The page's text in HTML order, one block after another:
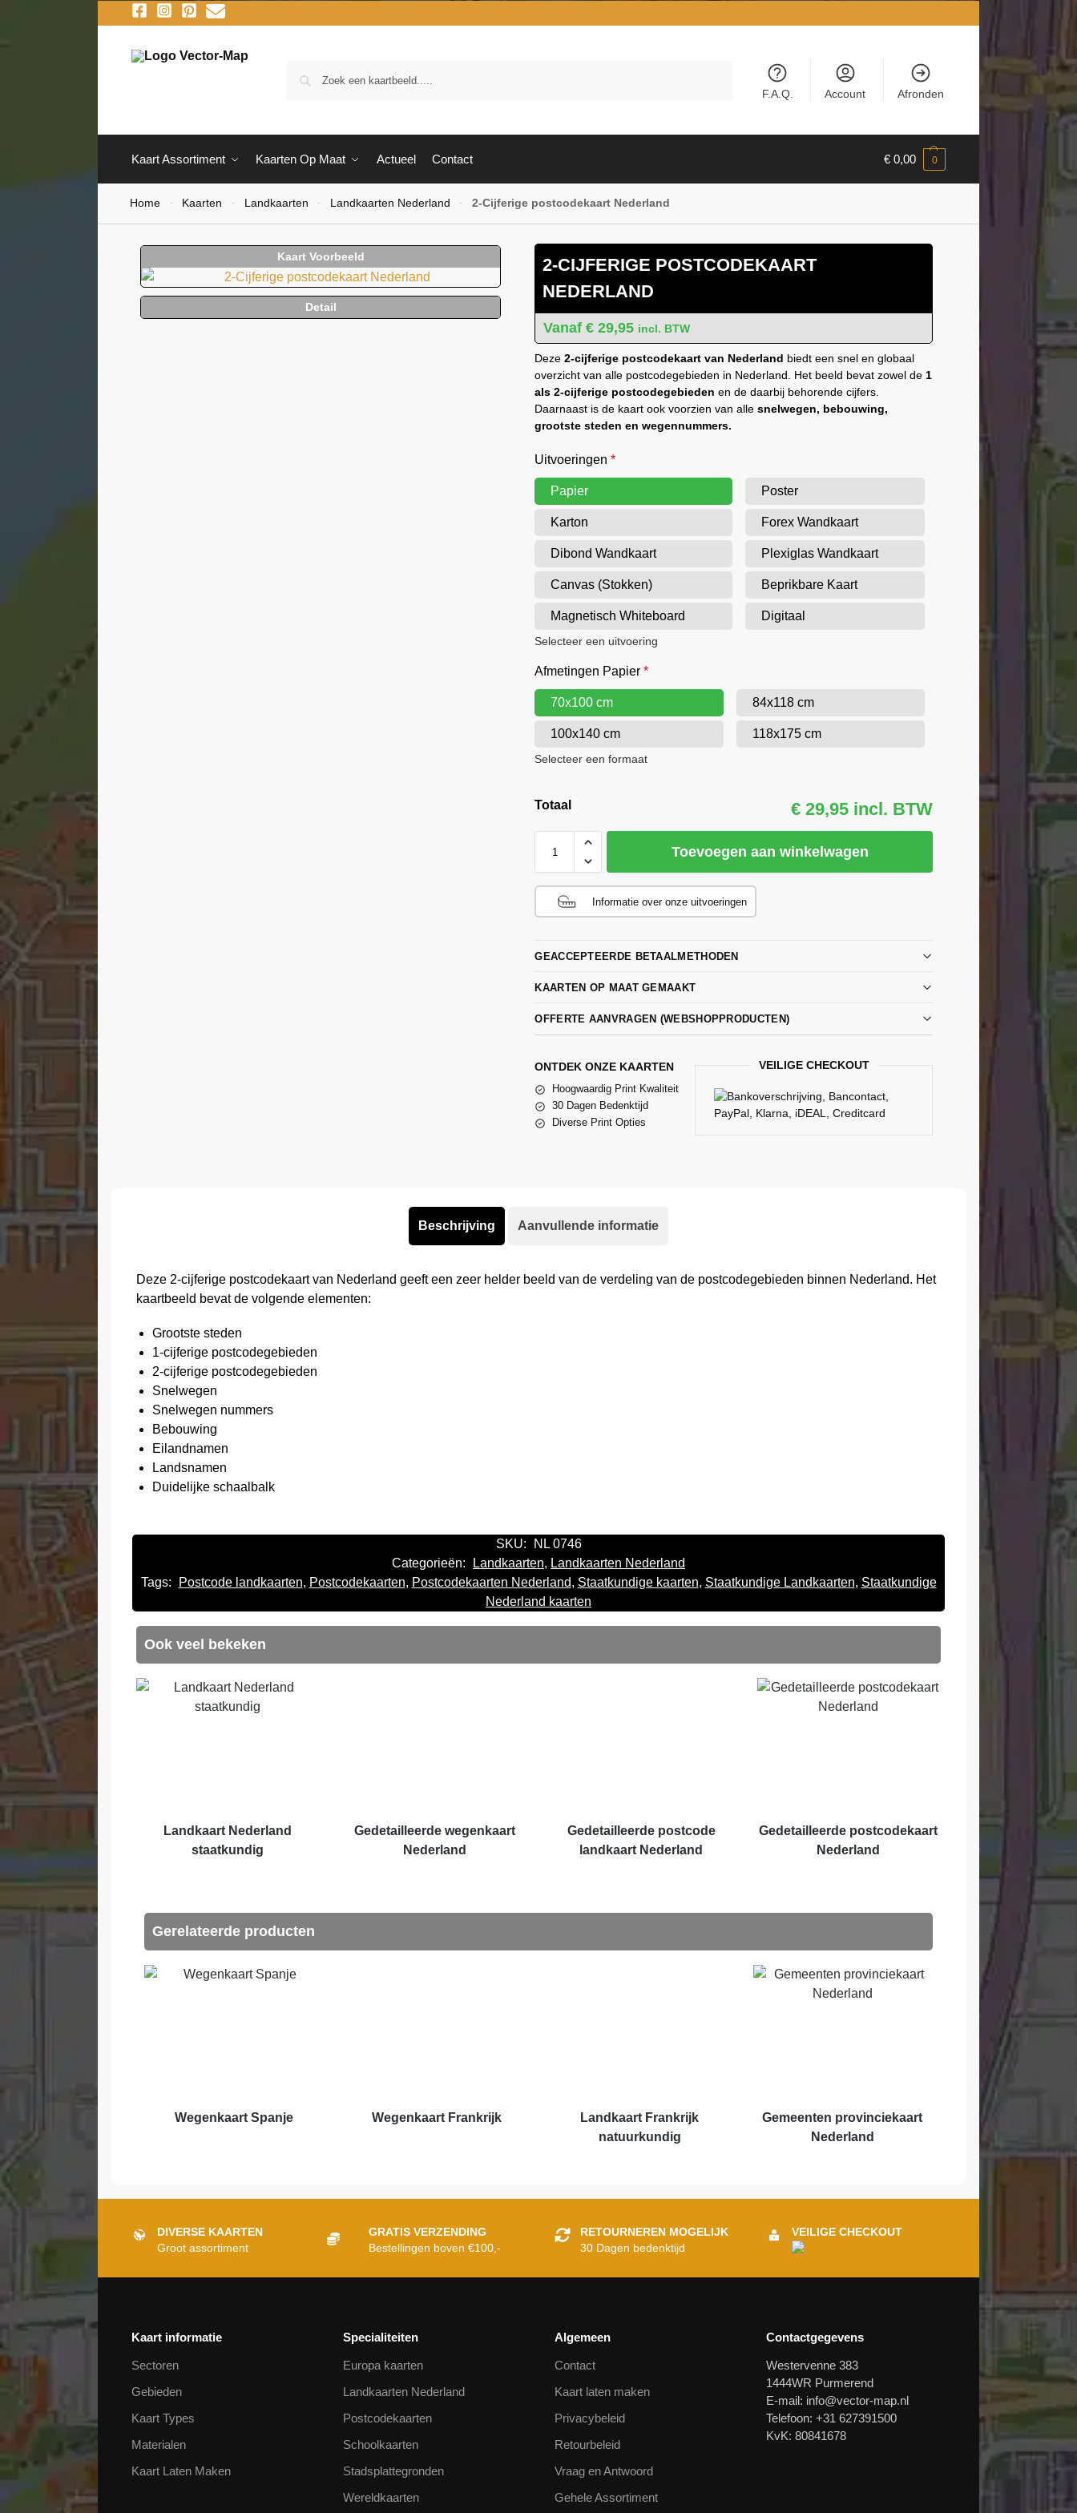
F.A.Q. Account Afronden
Kaart Assortiment Kaarten Op Maat Actueel Contact € 0,00 0
Home - Kaarten - Landkaarten - Landkaarten Nederland - 2-Cijferige postcodekaart Nederland
2-CIJFERIGE POSTCODEKAART
NEDERLAND
€ 29,95 incl. BTW
Deze2-cijferige postcodekaart van Nederland biedt een snel en globaal
overzicht van alle postcodegebieden in Nederland. Het beeld bevat zowel de 1
als 2-cijferige postcodegebieden en de daarbij behorende cijfers.
Daarnaast is de kaart ook voorzien van allesnelwegen, bebouwing,
grootste steden en wegennummers.
Uitvoeringen *
Papier Poster
Karton Forex Wandkaart
Dibond Wandkaart Plexiglas Wandkaart
Canvas (Stokken) Beprikbare Kaart
Magnetisch Whiteboard Digitaal
Selecteer een uitvoering
Afmetingen Papier *
70x100 cm 84x118 cm
100x140 cm 118x175 cm
Selecteer een formaat
Totaal € 29,95 incl. BTW
Toevoegen aan winkelwagen
Informatie over onze uitvoeringen
GEACCEPTEERDE BETAALMETHODEN
KAARTEN OP MAAT GEMAAKT
OFFERTE AANVRAGEN (WEBSHOPPRODUCTEN)
ONTDEK ONZE KAARTEN
Hoogwaardig Print Kwaliteit
30 Dagen Bedenktijd
Diverse Print Opties
VEILIGE CHECKOUT
Beschrijving Aanvullende informatie
Deze 2-cijferige postcodekaart van Nederland geeft een zeer helder beeld van de verdeling van de postcodegebieden binnen Nederland. Het
kaartbeeld bevat de volgende elementen:
Grootste steden
1-cijferige postcodegebieden
2-cijferige postcodegebieden
Snelwegen
Snelwegen nummers
Bebouwing
Eilandnamen
Landsnamen
Duidelijke schaalbalk
SKU:
NL 0746
Categorieën:
Landkaarten, Landkaarten Nederland
Tags:
Postcode landkaarten, Postcodekaarten, Postcodekaarten Nederland, Staatkundige kaarten, Staatkundige Landkaarten, Staatkundige
Nederland kaarten
Ook veel bekeken
Landkaart Nederland
staatkundig
Gedetailleerde wegenkaart
Nederland
Gedetailleerde postcode
landkaart Nederland
Gedetailleerde postcodekaart
Nederland
Gerelateerde producten
Wegenkaart Spanje Wegenkaart Frankrijk
Landkaart Frankrijk
natuurkundig
Gemeenten provinciekaart
Nederland
DIVERSE KAARTEN
Groot assortiment
GRATIS VERZENDING
Bestellingen boven €100,-
RETOURNEREN MOGELIJK
30 Dagen bedenktijd
VEILIGE CHECKOUT
Kaart informatie
Sectoren
Gebieden
Kaart Types
Materialen
Kaart Laten Maken
Specialiteiten
Europa kaarten
Landkaarten Nederland
Postcodekaarten
Schoolkaarten
Stadsplattegronden
Wereldkaarten
Algemeen
Contact
Kaart laten maken
Privacybeleid
Retourbeleid
Vraag en Antwoord
Gehele Assortiment
Contactgegevens
Westervenne 383
1444WR Purmerend
E-mail: info@vector-map.nl
Telefoon: +31 627391500
KvK: 80841678